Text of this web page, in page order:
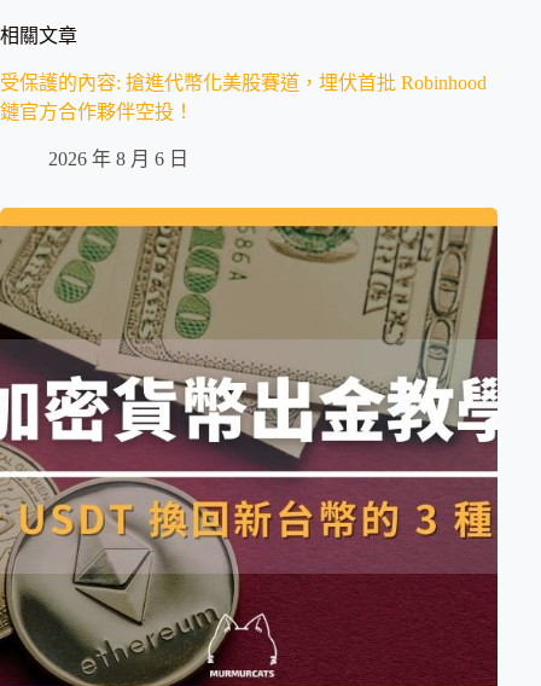
相關文章
受保護的內容: 搶進代幣化美股賽道，埋伏首批 Robinhood
鏈官方合作夥伴空投！
2026 年 8 月 6 日